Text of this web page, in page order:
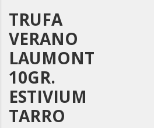
TRUFA
VERANO
LAUMONT
10GR.
ESTIVIUM
TARRO